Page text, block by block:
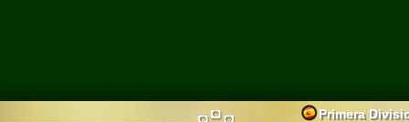
Primera